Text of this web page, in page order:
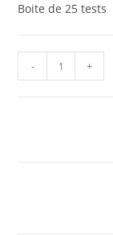
Boite de 25 tests
ANTIGENIQUES
- +